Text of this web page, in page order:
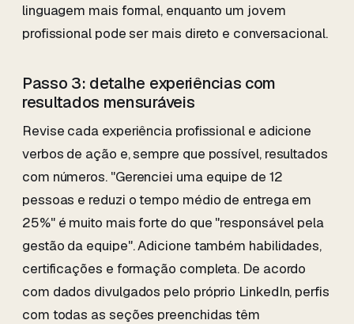
linguagem mais formal, enquanto um jovem
profissional pode ser mais direto e conversacional.
Passo 3: detalhe experiências com
resultados mensuráveis
Revise cada experiência profissional e adicione
verbos de ação e, sempre que possível, resultados
com números. "Gerenciei uma equipe de 12
pessoas e reduzi o tempo médio de entrega em
25%" é muito mais forte do que "responsável pela
gestão da equipe". Adicione também habilidades,
certificações e formação completa. De acordo
com dados divulgados pelo próprio LinkedIn, perfis
com todas as seções preenchidas têm